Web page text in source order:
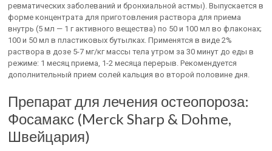
ревматических заболеваний и бронхиальной астмы). Выпускается в
форме концентрата для приготовления раствора для приема
внутрь (5 мл — 1 г активного вещества) по 50 и 100 мл во флаконах;
100 и 50 мл в пластиковых бутылках. Применятся в виде 2%
раствора в дозе 5-7 мг/кг массы тела утром за 30 минут до еды в
режиме: 1 месяц приема, 1-2 месяца перерыв. Рекомендуется
дополнительный прием солей кальция во второй половине дня.
Препарат для лечения остеопороза:
Фосамакс (Merck Sharp & Dohme,
Швейцария)